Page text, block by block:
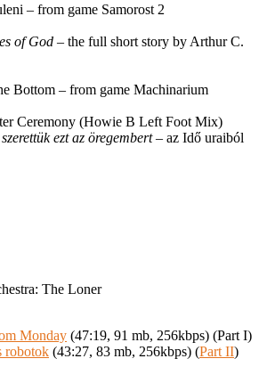
– from game Samorost 2
of God – the full short story by Arthur C.
Bottom – from game Machinarium
Ceremony (Howie B Left Foot Mix)
ezt az öregembert– az Idő uraiból